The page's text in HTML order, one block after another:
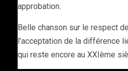
approbation.
Belle chanson sur le respect
l’acceptation de la différence
qui reste encore au XXIème